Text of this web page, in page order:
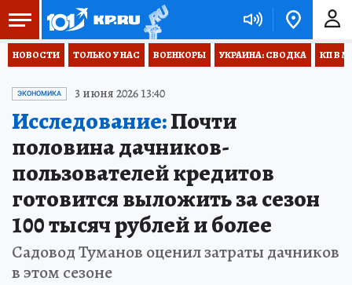
НОВОСТИ ТОЛЬКО У НАС ВОЕНКОРЫ УКРАИНА: СВОДКА КП В
ЭКОНОМИКА 3 июня 2026 13:40
Исследование:Почти
половина дачников-
пользователей кредитов
готовится выложить за сезон
100 тысяч рублей и более
Садовод Туманов оценил затраты дачников
в этом сезоне